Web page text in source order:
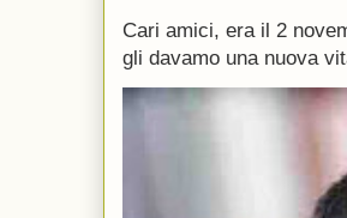
Cari amici, era il 2
gli davamo una nuova